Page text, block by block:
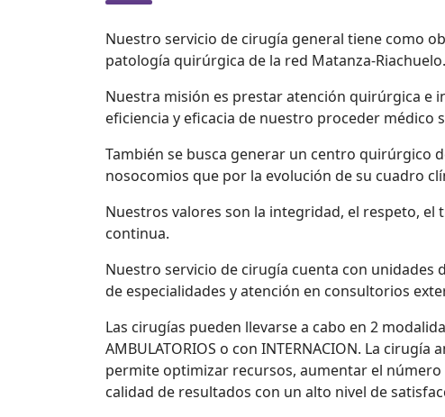
Nuestro servicio de cirugía general tiene como
patología quirúrgica de la red Matanza-Riachuelo.
Nuestra misión es prestar atención quirúrgica e
eficiencia y eficacia de nuestro proceder médico
También se busca generar un centro quirúrgico
nosocomios que por la evolución de su cuadro
Nuestros valores son la integridad, el respeto,
continua.
Nuestro servicio de cirugía cuenta con
de especialidades y atención en consultorios
Las cirugías pueden llevarse a cabo en 2
AMBULATORIOS o con INTERNACION. La
permite optimizar recursos, aumentar el
calidad de resultados con un alto nivel de